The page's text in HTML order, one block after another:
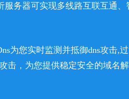
服务器可实现多线路互联互通、
为您实时监测并抵御dns攻击,
击，为您提供稳定安全的域名